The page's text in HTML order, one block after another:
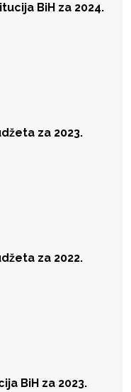
BiH za 2024.
za 2023.
za 2022.
BiH za 2023.